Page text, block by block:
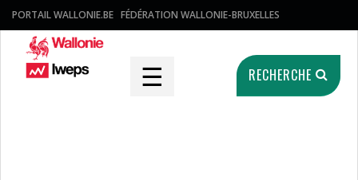
PORTAIL WALLONIE.BE FÉDÉRATION WALLONIE-BRUXELLES
☰ RECHERCHE